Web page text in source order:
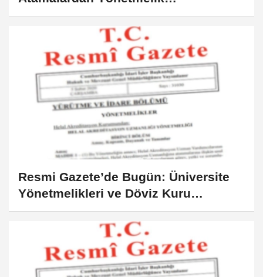
Değişikliklerine
Resmi Gazete’de Bugün: Üniversite
Yönetmelikleri ve Döviz Kuru
Güncellemeleri